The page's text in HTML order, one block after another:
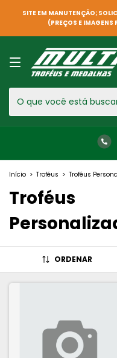
SITE EM MANUTENÇÃO;
(PREÇOS E IMAGENS
Início > Troféus > Troféus
Troféus
ORDENAR